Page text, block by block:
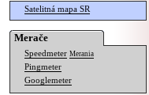
Satelitná mapa SR
Merače
Speedmeter Merania
Pingmeter
Googlemeter